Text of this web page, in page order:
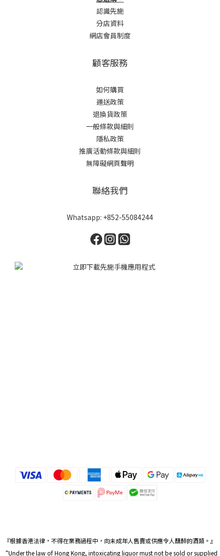
認識先施
分店資料
網店會員制度
顧客服務
如何購買
運送政策
退換貨政策
一般條款與細則
隱私政策
推廣活動條款與細則
無障礙網頁聲明
聯絡我們
Whatsapp: +852-55084244
『根據香港法律，不得在業務過程中，向未成年人售賣或供應令人醺醉的酒類。』
“Under the law of Hong Kong, intoxicating liquor must not be sold or supplied